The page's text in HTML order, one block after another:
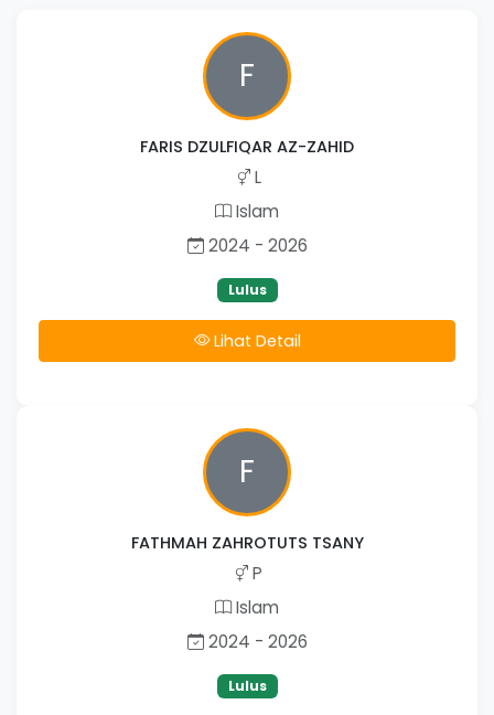
F
FARIS DZULFIQAR AZ-ZAHID
L
Islam
2024 - 2026
Lulus
Lihat Detail
F
FATHMAH ZAHROTUTS TSANY
P
Islam
2024 - 2026
Lulus